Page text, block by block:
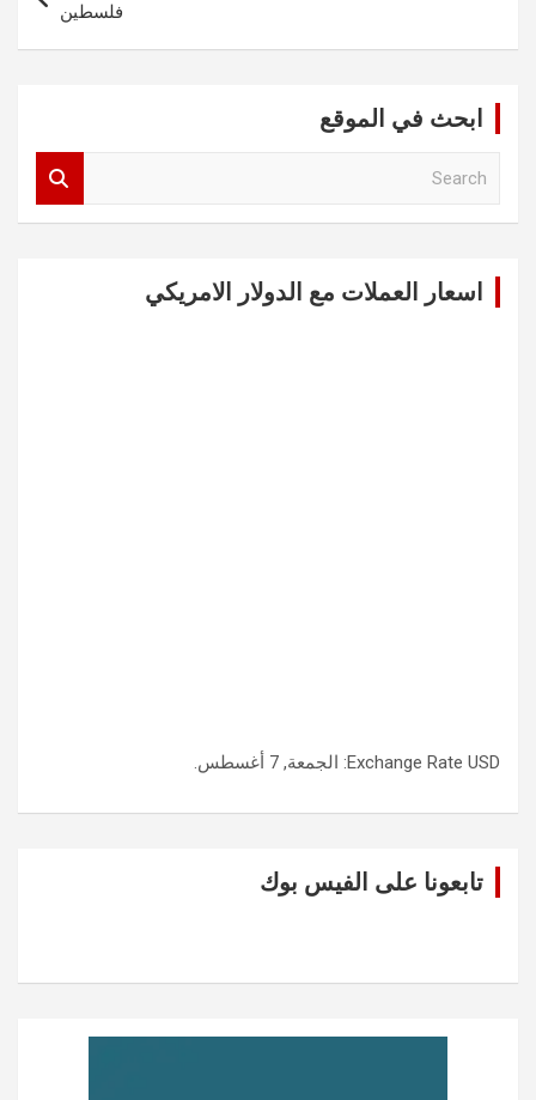
فلسطين
ابحث في الموقع
اسعار العملات مع الدولار الامريكي
Exchange Rate USD : الجمعة, 7 أغسطس.
تابعونا على الفيس بوك